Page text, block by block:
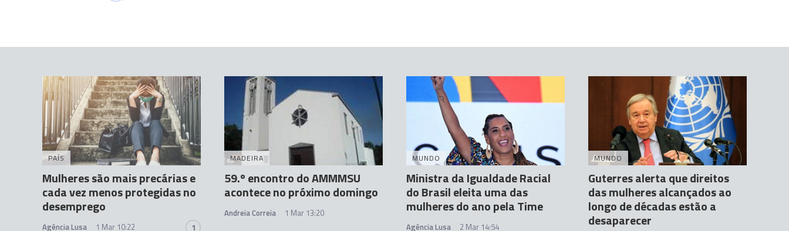
PAÍS
Mulheres são mais precárias e
cada vez menos protegidas no
desemprego
Agência Lusa 1 Mar 10:22 1
MADEIRA
59.º encontro do AMMMSU
acontece no próximo domingo
Andreia Correia 1 Mar 13:20
MUNDO
Ministra da Igualdade Racial
do Brasil eleita uma das
mulheres do ano pela Time
Agência Lusa 2 Mar 14:54
MUNDO
Guterres alerta que direitos
das mulheres alcançados ao
longo de décadas estão a
desaparecer